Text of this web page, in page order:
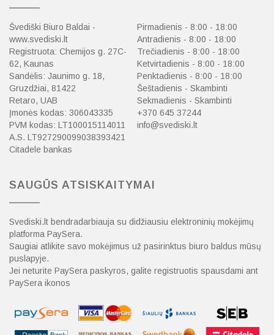
Švediški Biuro Baldai -
www.svediski.lt
Registruota: Chemijos g. 27C-
62, Kaunas
Sandėlis: Jaunimo g. 18,
Gruzdžiai, 81422
Retaro, UAB
Įmonės kodas: 306043335
PVM kodas: LT100015114011
A.S. LT927290099038393421
Citadele bankas
Pirmadienis - 8:00 - 18:00
Antradienis - 8:00 - 18:00
Trečiadienis - 8:00 - 18:00
Ketvirtadienis - 8:00 - 18:00
Penktadienis - 8:00 - 18:00
Šeštadienis - Skambinti
Sekmadienis - Skambinti
+370 645 37244
info@svediski.lt
SAUGŪS ATSISKAITYMAI
Svediski.lt bendradarbiauja su didžiausiu elektroninių mokėjimų
platforma PaySera.
Saugiai atlikite savo mokėjimus už pasirinktus biuro baldus mūsų
puslapyje.
Jei neturite PaySera paskyros, galite registruotis spausdami ant
PaySera ikonos